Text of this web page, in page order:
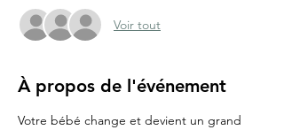
Voir tout
À propos de l'événement
Votre bébé change et devient un grand